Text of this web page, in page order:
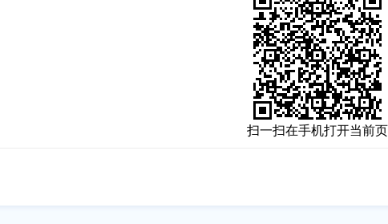
扫一扫在手机打开当前页